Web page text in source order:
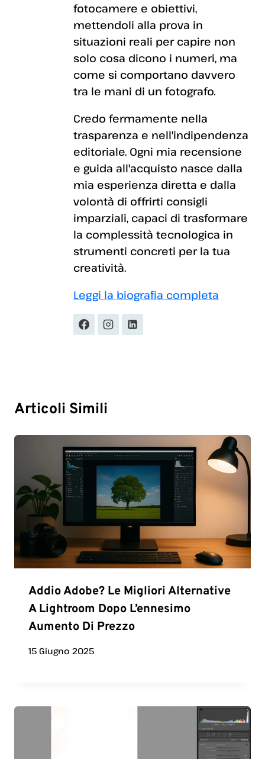
fotocamere e obiettivi,
mettendoli alla prova in
situazioni reali per capire non
solo cosa dicono i numeri, ma
come si comportano davvero
tra le mani di un fotografo.
Credo fermamente nella
trasparenza e nell'indipendenza
editoriale. Ogni mia recensione
e guida all'acquisto nasce dalla
mia esperienza diretta e dalla
volontà di offrirti consigli
imparziali, capaci di trasformare
la complessità tecnologica in
strumenti concreti per la tua
creatività.
Leggi la biografia completa
Articoli Simili
Addio Adobe? Le Migliori Alternative
A Lightroom Dopo L’ennesimo
Aumento Di Prezzo
15 Giugno 2025